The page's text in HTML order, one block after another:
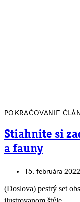
POKRAČOVANIE
Stiahnite si
a fauny
15. februára 2022
(Doslova) pestrý set